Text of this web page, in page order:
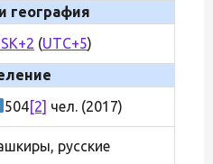
география
(UTC+5)
504[2] чел. (2017)
русские